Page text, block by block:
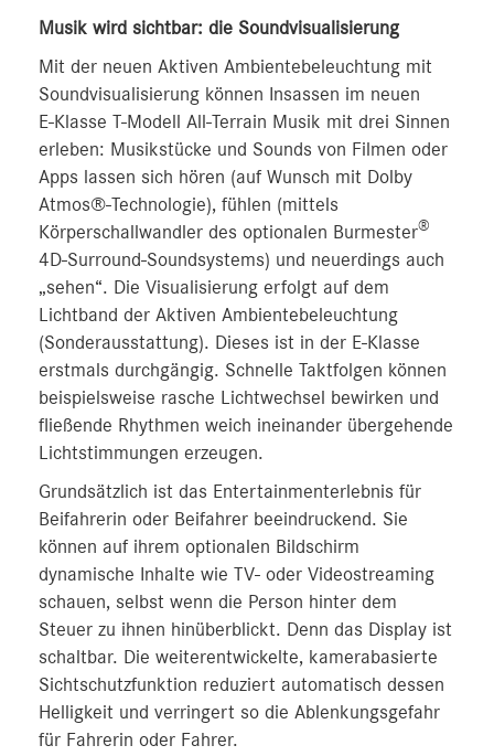
Musik wird sichtbar: die Soundvisualisierung
Mit der neuen Aktiven Ambientebeleuchtung mit
Soundvisualisierung können Insassen im neuen
E‑Klasse T‑Modell All-Terrain Musik mit drei Sinnen
erleben: Musikstücke und Sounds von Filmen oder
Apps lassen sich hören (auf Wunsch mit Dolby
Atmos®-Technologie), fühlen (mittels
Körperschallwandler des optionalen Burmester®
4D‑Surround-Soundsystems) und neuerdings auch
„sehen“. Die Visualisierung erfolgt auf dem
Lichtband der Aktiven Ambientebeleuchtung
(Sonderausstattung). Dieses ist in der E-Klasse
erstmals durchgängig. Schnelle Taktfolgen können
beispielsweise rasche Lichtwechsel bewirken und
fließende Rhythmen weich ineinander übergehende
Lichtstimmungen erzeugen.
Grundsätzlich ist das Entertainmenterlebnis für
Beifahrerin oder Beifahrer beeindruckend. Sie
können auf ihrem optionalen Bildschirm
dynamische Inhalte wie TV- oder Videostreaming
schauen, selbst wenn die Person hinter dem
Steuer zu ihnen hinüberblickt. Denn das Display ist
schaltbar. Die weiterentwickelte, kamerabasierte
Sichtschutzfunktion reduziert automatisch dessen
Helligkeit und verringert so die Ablenkungsgefahr
für Fahrerin oder Fahrer.